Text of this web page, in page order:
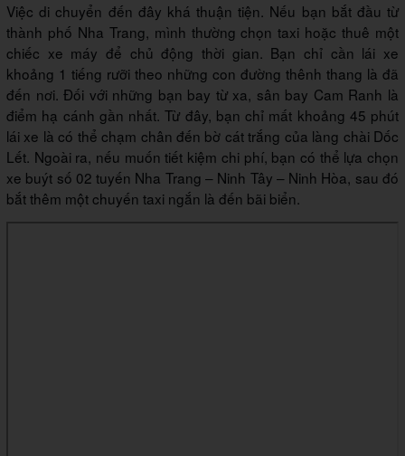
Việc di chuyển đến đây khá thuận tiện. Nếu bạn bắt đầu từ
thành phố Nha Trang, mình thường chọn taxi hoặc thuê một
chiếc xe máy để chủ động thời gian. Bạn chỉ cần lái xe
khoảng 1 tiếng rưỡi theo những con đường thênh thang là đã
đến nơi. Đối với những bạn bay từ xa, sân bay Cam Ranh là
điểm hạ cánh gần nhất. Từ đây, bạn chỉ mất khoảng 45 phút
lái xe là có thể chạm chân đến bờ cát trắng của làng chài Dốc
Lết. Ngoài ra, nếu muốn tiết kiệm chi phí, bạn có thể lựa chọn
xe buýt số 02 tuyến Nha Trang – Ninh Tây – Ninh Hòa, sau đó
bắt thêm một chuyến taxi ngắn là đến bãi biển.